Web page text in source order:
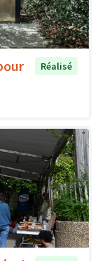
Réalisé